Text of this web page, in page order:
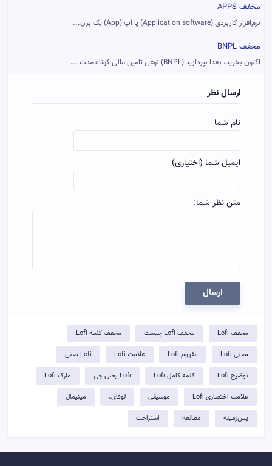
مخفف APPS
نرم‌افزار کاربردی (Application software) یا اَپ (App) یک برن...
مخفف BNPL
اکنون بخرید، بعدا بپردازید (BNPL) نوعی تامین مالی کوتاه مدت ...
ارسال نظر
نام شما
ایمیل شما (اختیاری)
متن نظر شما:
ارسال
مخفف Lofi مخفف Lofi چیست مخفف کلمه Lofi
معنی Lofi مفهوم Lofi علامت Lofi Lofi یعنی
توضيح Lofi کلمه کامل Lofi Lofi یعنی چی مارک Lofi
علامت اختصاری Lofi موسیقی لوفای، مینیمال
پس‌زمینه مطالعه استراحت